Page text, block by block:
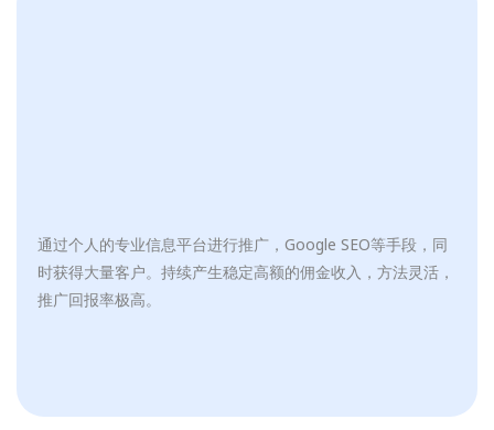
通过个人的专业信息平台进行推广，Google SEO等手段，同
时获得大量客户。持续产生稳定高额的佣金收入，方法灵活，
推广回报率极高。